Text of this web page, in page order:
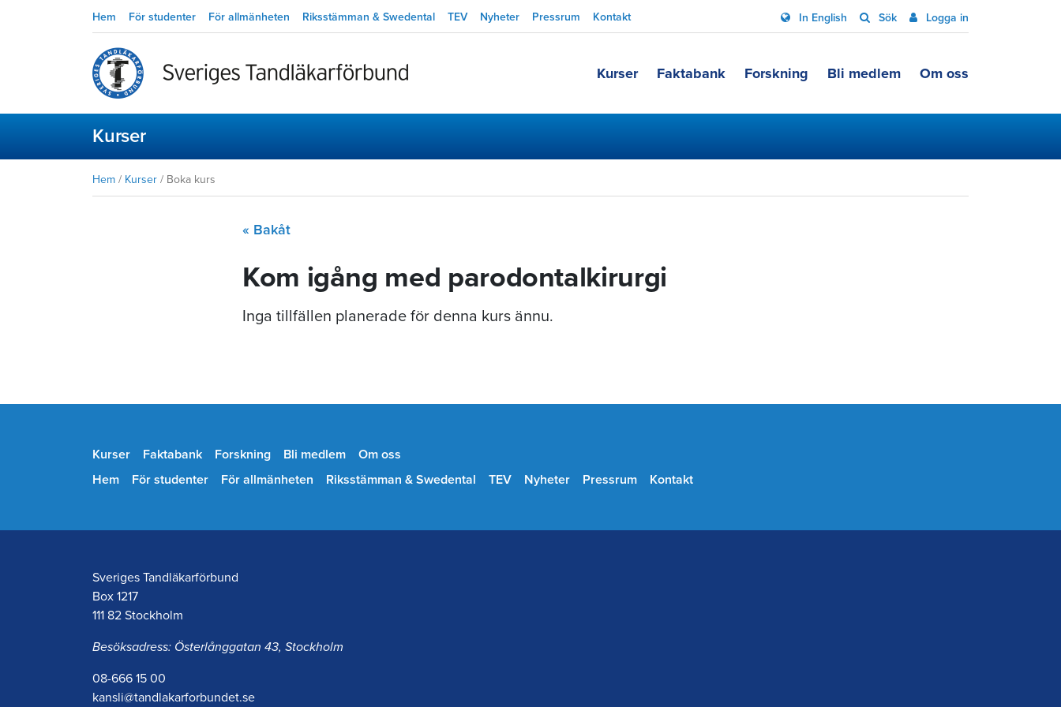
Hem För studenter För allmänheten Riksstämman & Swedental TEV Nyheter Pressrum Kontakt In English Sök Logga in
Kurser Faktabank Forskning Bli medlem Om oss
Kurser
Hem / Kurser / Boka kurs
« Bakåt
Kom igång med parodontalkirurgi
Inga tillfällen planerade för denna kurs ännu.
Kurser Faktabank Forskning Bli medlem
Om oss
Hem
För studenter För allmänheten Riksstämman & Swedental TEV Nyheter Pressrum Kontakt
Sveriges Tandläkarförbund
Box 1217
111 82 Stockholm
Besöksadress: Österlånggatan 43, Stockholm
08-666 15 00
kansli@tandlakarforbundet.se